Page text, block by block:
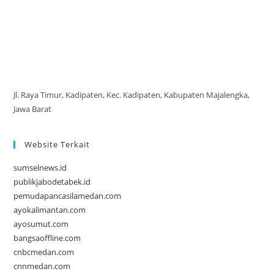
Jl. Raya Timur, Kadipaten, Kec. Kadipaten, Kabupaten Majalengka,
Jawa Barat
Website Terkait
sumselnews.id
publikjabodetabek.id
pemudapancasilamedan.com
ayokalimantan.com
ayosumut.com
bangsaoffline.com
cnbcmedan.com
cnnmedan.com